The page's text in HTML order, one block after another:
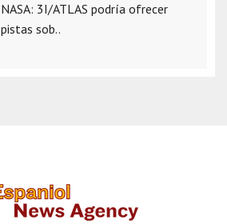
NASA: 3I/ATLAS podría ofrecer
pistas sob..